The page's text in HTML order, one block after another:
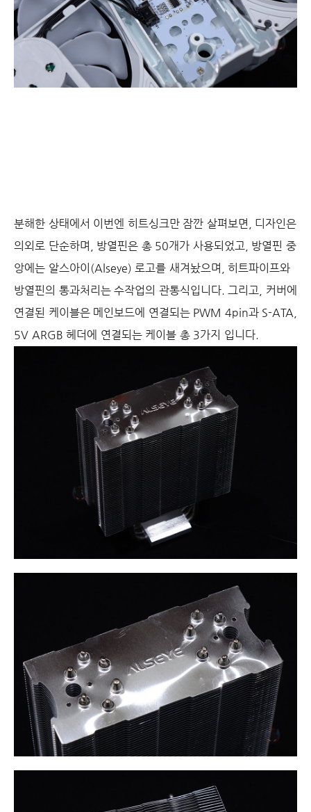
분해한 상태에서 이번엔 히트싱크만 잠깐 살펴보면, 디자인은
의외로 단순하며, 방열핀은 총 50개가 사용되었고, 방열핀 중
앙에는 알스아이(Alseye) 로고를 새겨놨으며, 히트파이프와
방열핀의 통과처리는 수작업의 관통식입니다. 그리고, 커버에
연결된 케이블은 메인보드에 연결되는 PWM 4pin과 S-ATA,
5V ARGB 헤더에 연결되는 케이블 총 3가지 입니다.